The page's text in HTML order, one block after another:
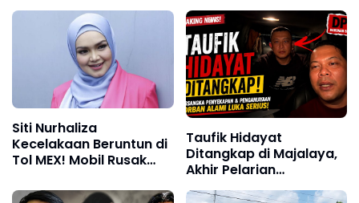
Siti Nurhaliza
Kecelakaan Beruntun di
Tol MEX! Mobil Rusak
Taufik Hidayat
Ditangkap di Majalaya,
Akhir Pelarian
Tersangka Kasus